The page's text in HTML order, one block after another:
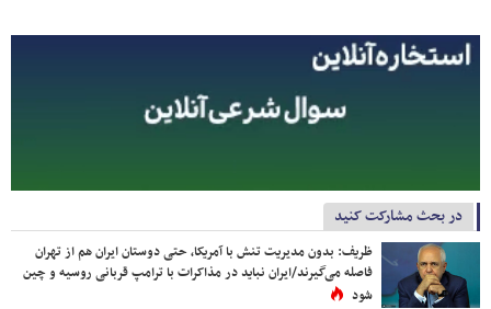
در بحث مشارکت کنید
ظریف: بدون مدیریت تنش با آمریکا، حتی دوستان ایران هم از تهران
فاصله می‌گیرند/ایران نباید در مذاکرات با ترامپ قربانی روسیه و چین
شود